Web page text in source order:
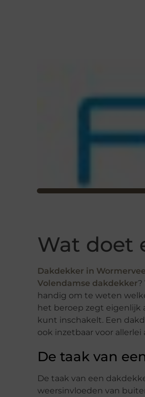
Wat doet
Dakdekker in
Volendamse dakdekker?
handig om te weten
het beroep zegt eigenlijk
kunt inschakelt. Een
ook inzetbaar voor
De taak van
De taak van een
weersinvloeden van